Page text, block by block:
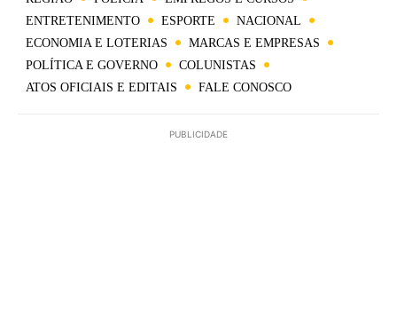
ENTRETENIMENTO
ESPORTE
NACIONAL
ECONOMIA E LOTERIAS
MARCAS E EMPRESAS
POLÍTICA E GOVERNO
COLUNISTAS
ATOS OFICIAIS E EDITAIS
FALE CONOSCO
PUBLICIDADE